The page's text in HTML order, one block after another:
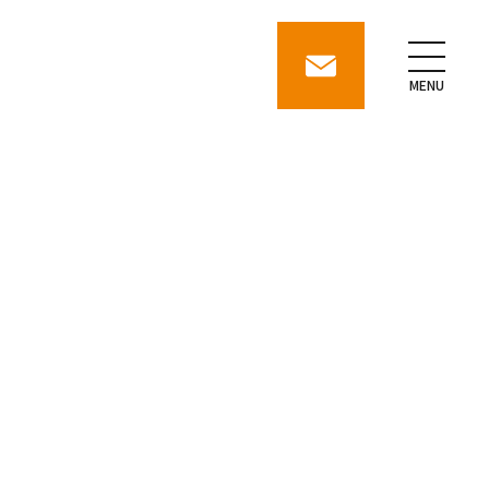
contact
MENU